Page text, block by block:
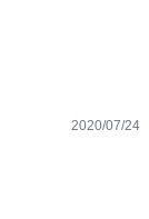
2020/07/24